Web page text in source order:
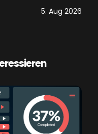
5. Aug 2026